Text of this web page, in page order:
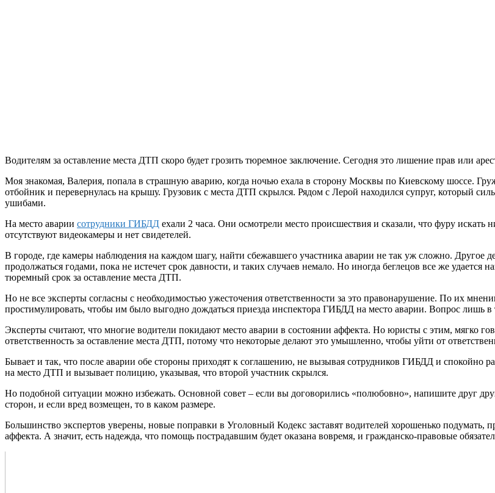
Водителям за оставление места ДТП скоро будет грозить тюремное заключение. Сегодня это лишение прав или
Моя знакомая, Валерия, попала в страшную аварию, когда ночью ехала в сторону Москвы по Киевскому шоссе.
отбойник и перевернулась на крышу. Грузовик с места ДТП скрылся. Рядом с Лерой находился супруг, который
ушибами.
На место аварии сотрудники ГИБДД ехали 2 часа. Они осмотрели место происшествия и сказали, что фуру искать
отсутствуют видеокамеры и нет свидетелей.
В городе, где камеры наблюдения на каждом шагу, найти сбежавшего участника аварии не так уж сложно. Другое
продолжаться годами, пока не истечет срок давности, и таких случаев немало. Но иногда беглецов все же
тюремный срок за оставление места ДТП.
Но не все эксперты согласны с необходимостью ужесточения ответственности за это правонарушение. По их
простимулировать, чтобы им было выгодно дождаться приезда инспектора ГИБДД на место аварии. Вопрос лишь в
Эксперты считают, что многие водители покидают место аварии в состоянии аффекта. Но юристы с этим, мягко
ответственность за оставление места ДТП, потому что некоторые делают это умышленно, чтобы уйти от
Бывает и так, что после аварии обе стороны приходят к соглашению, не вызывая сотрудников ГИБДД и спокойно
на место ДТП и вызывает полицию, указывая, что второй участник скрылся.
Но подобной ситуации можно избежать. Основной совет – если вы договорились «полюбовно», напишите друг
сторон, и если вред возмещен, то в каком размере.
Большинство экспертов уверены, новые поправки в Уголовный Кодекс заставят водителей хорошенько подумать,
аффекта. А значит, есть надежда, что помощь пострадавшим будет оказана вовремя, и гражданско-правовые